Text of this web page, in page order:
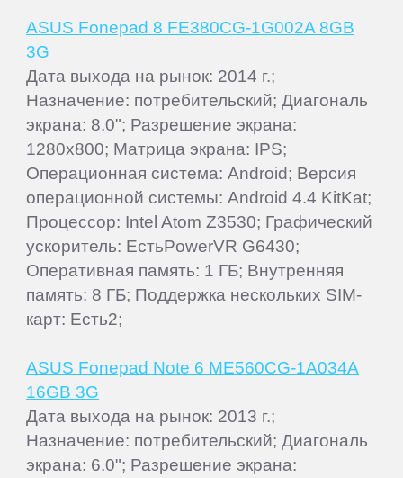
ASUS Fonepad 8 FE380CG-1G002A 8GB
3G
Дата выхода на рынок: 2014 г.;
Назначение: потребительский; Диагональ
экрана: 8.0"; Разрешение экрана:
1280x800; Матрица экрана: IPS;
Операционная система: Android; Версия
операционной системы: Android 4.4 KitKat;
Процессор: Intel Atom Z3530; Графический
ускоритель: ЕстьPowerVR G6430;
Оперативная память: 1 ГБ; Внутренняя
память: 8 ГБ; Поддержка нескольких SIM-
карт: Есть2;
ASUS Fonepad Note 6 ME560CG-1A034A
16GB 3G
Дата выхода на рынок: 2013 г.;
Назначение: потребительский; Диагональ
экрана: 6.0"; Разрешение экрана: